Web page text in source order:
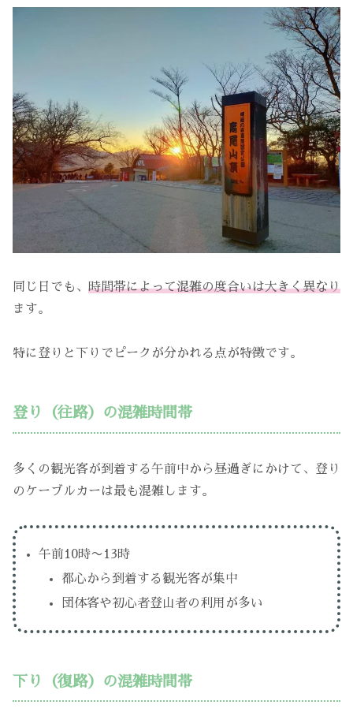
同じ日でも、 時間帯によって混雑の度合いは大きく異なり
ます。
特に登りと下りでピークが分かれる点が特徴です。
登り（往路）の混雑時間帯
多くの観光客が到着する午前中から昼過ぎにかけて、登り
のケーブルカーは最も混雑します。
午前10時〜13時
都心から到着する観光客が集中
団体客や初心者登山者の利用が多い
下り（復路）の混雑時間帯